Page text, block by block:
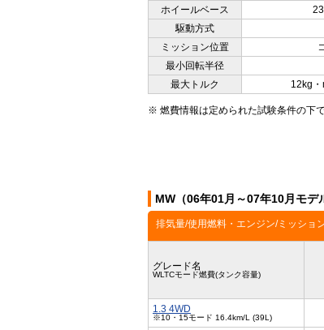
ホイールベース
駆動方式
ミッション位置
最小回転半径
最大トルク
12kg
※ 燃費情報は定められた試験条件の下
MW（06年01月～07年10月モデ
排気量/使用燃料・エンジン/ミッショ
グレード名
WLTCモード燃費(タンク容量)
1.3 4WD
※10・15モード 16.4km/L (39L)